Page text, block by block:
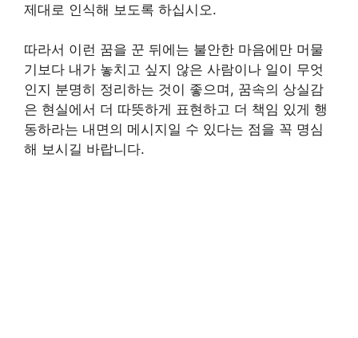
제대로 인식해 보도록 하십시오.
따라서 이런 꿈을 꾼 뒤에는 불안한 마음에만 머물
기보다 내가 놓치고 싶지 않은 사람이나 일이 무엇
인지 분명히 정리하는 것이 좋으며, 꿈속의 상실감
은 현실에서 더 따뜻하게 표현하고 더 책임 있게 행
동하라는 내면의 메시지일 수 있다는 점을 꼭 명심
해 보시길 바랍니다.